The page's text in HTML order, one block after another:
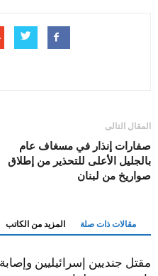
المقال التالى
صفارات إنذار في مسغاف عام
بالجليل الأعلى للتحذير من إطلاق
صواريخ من لبنان
مقالات ذات صلة المزيد من الكاتب